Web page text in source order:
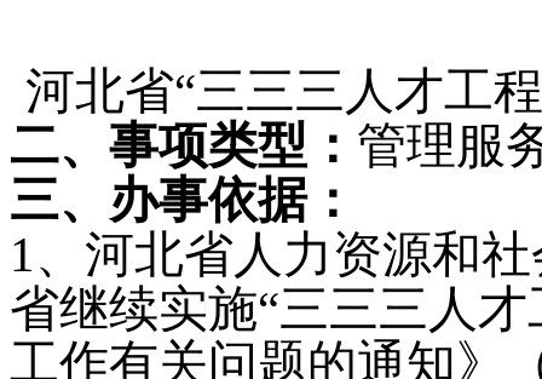
河北省“三三三人才工
二、事项类型： 管理服
三、办事依据：
1、河北省人力资源和
省继续实施“三三三人
工作有关问题的通知》